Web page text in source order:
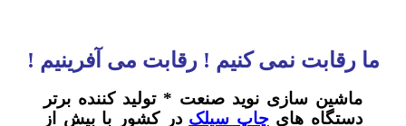
ما رقابت نمی کنیم ! رقابت می آفرینیم !
ماشین سازی نوید صنعت * تولید کننده برتر
دستگاه هایچاپ سیلک در کشور با بیش از